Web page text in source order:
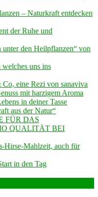
– Naturkraft entdecken
der Ruhe und
den Heilpflanzen“ von
uns ins
eine Rezi von sanaviva
mit harzigem Aroma
in deiner Tasse
aus der Natur“
FÜR DAS
QUALITÄT BEI
Hirse-Mahlzeit, auch für
in den Tag